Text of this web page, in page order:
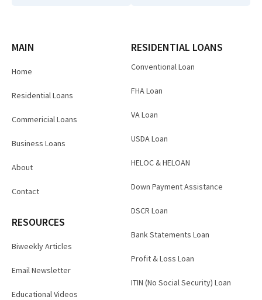
MAIN
Home
Residential Loans
Commericial Loans
Business Loans
About
Contact
RESOURCES
Biweekly Articles
Email Newsletter
Educational Videos
RESIDENTIAL LOANS
Conventional Loan
FHA Loan
VA Loan
USDA Loan
HELOC & HELOAN
Down Payment Assistance
DSCR Loan
Bank Statements Loan
Profit & Loss Loan
ITIN (No Social Security) Loan